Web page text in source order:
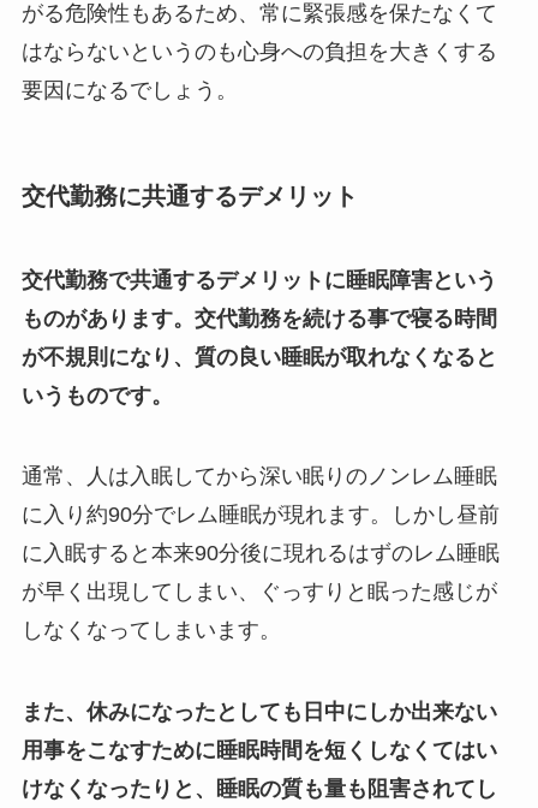
がる危険性もあるため、常に緊張感を保たなくて
はならないというのも心身への負担を大きくする
要因になるでしょう。
交代勤務に共通するデメリット
交代勤務で共通するデメリットに睡眠障害という
ものがあります。交代勤務を続ける事で寝る時間
が不規則になり、質の良い睡眠が取れなくなると
いうものです。
通常、人は入眠してから深い眠りのノンレム睡眠
に入り約90分でレム睡眠が現れます。しかし昼前
に入眠すると本来90分後に現れるはずのレム睡眠
が早く出現してしまい、ぐっすりと眠った感じが
しなくなってしまいます。
また、休みになったとしても日中にしか出来ない
用事をこなすために睡眠時間を短くしなくてはい
けなくなったりと、睡眠の質も量も阻害されてし